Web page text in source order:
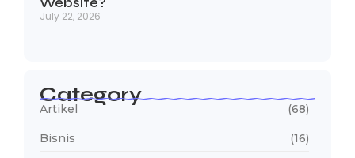
July 22, 2026
Category
Artikel (68)
Bisnis (16)